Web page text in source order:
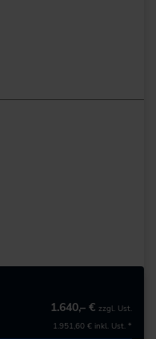
1.640,– € zzgl. Ust.
1.951,60 € inkl. Ust. *